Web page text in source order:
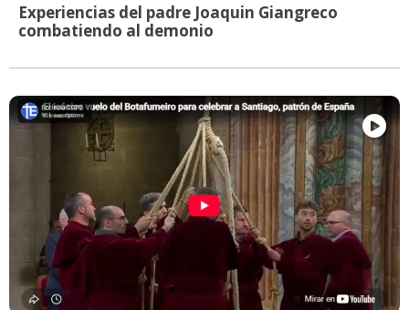
Experiencias del padre Joaquin Giangreco
combatiendo al demonio